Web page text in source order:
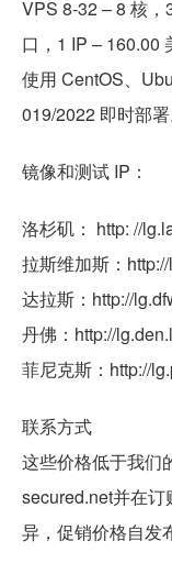
VPS 8-32 – 8 核
口，1 IP – 160.00
使用 CentOS、
019/2022 即时部署
镜像和测试 IP：
洛杉矶： http: //
拉斯维加斯：
达拉斯：http://
丹佛：http://
菲尼克斯：http://
联系方式
这些价格低于我们
secured.net并在
异，促销价格自发